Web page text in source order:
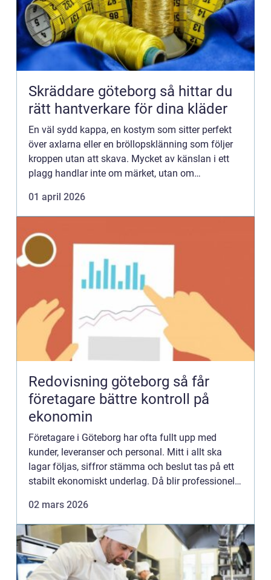
Skräddare göteborg så hittar du
rätt hantverkare för dina kläder
En väl sydd kappa, en kostym som sitter perfekt
över axlarna eller en bröllopsklänning som följer
kroppen utan att skava. Mycket av känslan i ett
plagg handlar inte om märket, utan om
Skräddare göteborg när gar...
01 april 2026
Redovisning göteborg så får
företagare bättre kontroll på
ekonomin
Företagare i Göteborg har ofta fullt upp med
kunder, leveranser och personal. Mitt i allt ska
lagar följas, siffror stämma och beslut tas på ett
stabilt ekonomiskt underlag. Då blir professionell
trygghet...
02 mars 2026